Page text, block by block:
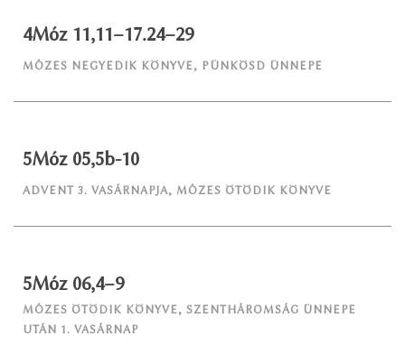
4Móz 11,11–17.24–29
MÓZES NEGYEDIK KÖNYVE, PÜNKÖSD ÜNNEPE
5Móz 05,5b-10
ADVENT 3. VASÁRNAPJA, MÓZES ÖTÖDIK KÖNYVE
5Móz 06,4–9
MÓZES ÖTÖDIK KÖNYVE, SZENTHÁROMSÁG ÜNNEPE
UTÁN 1. VASÁRNAP